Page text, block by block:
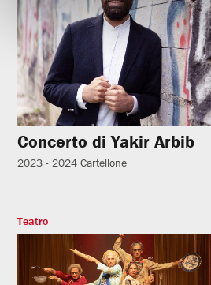
Concerto di Yakir Arbib
2023 - 2024 Cartellone
Teatro